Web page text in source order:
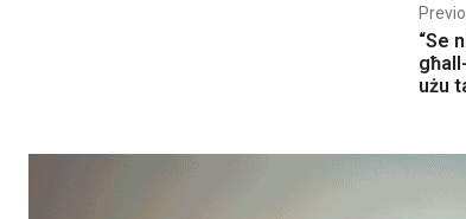
“Se
użu